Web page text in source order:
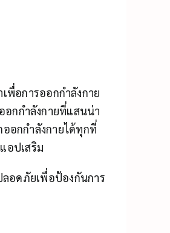
พื่อการออกกำลังกาย
อกกำลังกายที่แสนน่า
อกกำลังกายได้ทุกที่
อปเสริม
อดภัยเพื่อป้องกันการ